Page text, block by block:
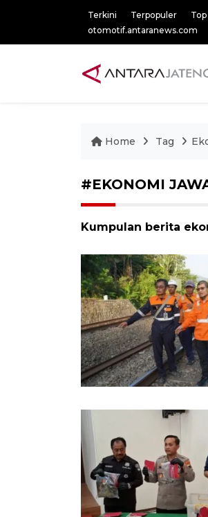
Terkini Terpopuler
otomotif.antaranews.com
Home Tag
#EKONOMI
Kumpulan berita